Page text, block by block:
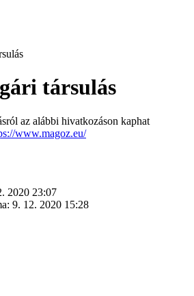
társulás
az alábbi hivatkozáson kaphat
www.magoz.eu/
2020 23:07
9. 12. 2020 15:28